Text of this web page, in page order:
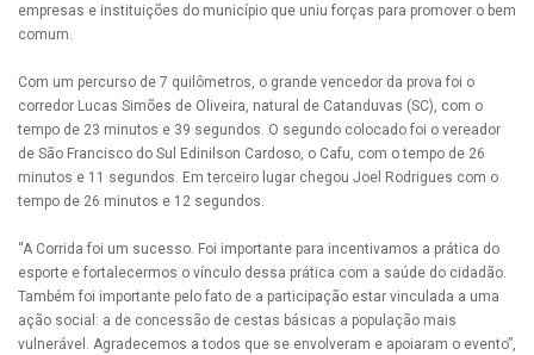
empresas e instituições do município que uniu forças para promover o bem
comum.
Com um percurso de 7 quilômetros, o grande vencedor da prova foi o
corredor Lucas Simões de Oliveira, natural de Catanduvas (SC), com o
tempo de 23 minutos e 39 segundos. O segundo colocado foi o vereador
de São Francisco do Sul Edinilson Cardoso, o Cafu, com o tempo de 26
minutos e 11 segundos. Em terceiro lugar chegou Joel Rodrigues com o
tempo de 26 minutos e 12 segundos.
“A Corrida foi um sucesso. Foi importante para incentivamos a prática do
esporte e fortalecermos o vínculo dessa prática com a saúde do cidadão.
Também foi importante pelo fato de a participação estar vinculada a uma
ação social: a de concessão de cestas básicas a população mais
vulnerável. Agradecemos a todos que se envolveram e apoiaram o evento”,